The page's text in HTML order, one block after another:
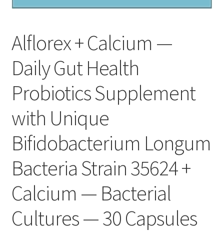
Alflorex + Calcium —
Daily Gut Health
Probiotics Supplement
with Unique
Bifidobacterium Longum
Bacteria Strain 35624 +
Calcium — Bacterial
Cultures — 30 Capsules